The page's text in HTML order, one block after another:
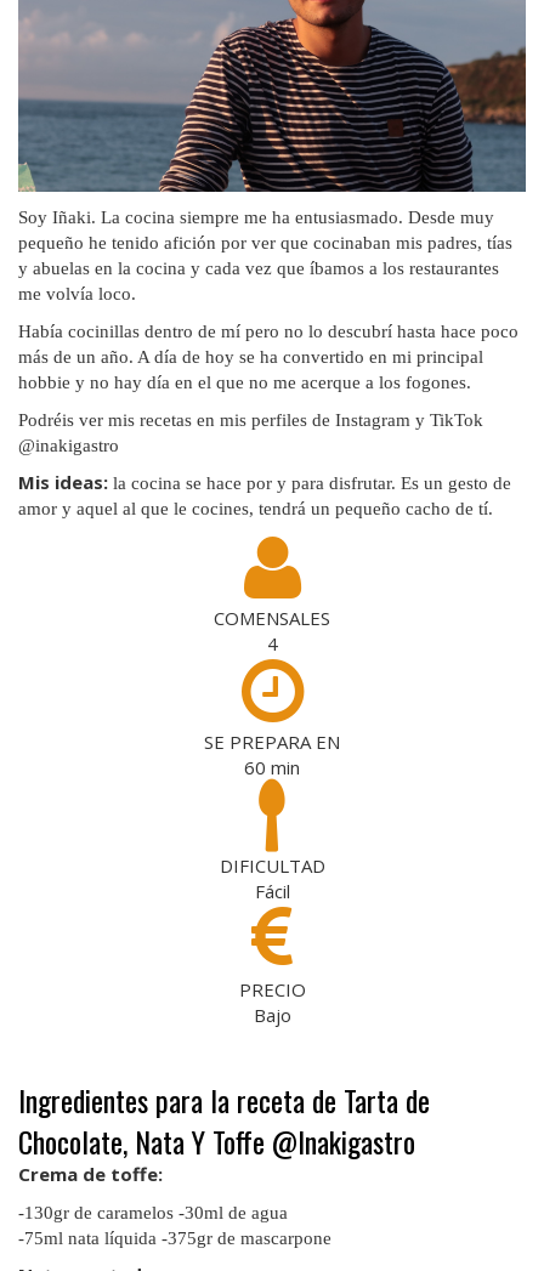
Soy Iñaki. La cocina siempre me ha entusiasmado. Desde muy
pequeño he tenido afición por ver que cocinaban mis padres, tías
y abuelas en la cocina y cada vez que íbamos a los restaurantes
me volvía loco.
Había cocinillas dentro de mí pero no lo descubrí hasta hace poco
más de un año. A día de hoy se ha convertido en mi principal
hobbie y no hay día en el que no me acerque a los fogones.
Podréis ver mis recetas en mis perfiles de Instagram y TikTok
@inakigastro
Mis ideas: la cocina se hace por y para disfrutar. Es un gesto de
amor y aquel al que le cocines, tendrá un pequeño cacho de tí.
COMENSALES
4
SE PREPARA EN
60 min
DIFICULTAD
Fácil
PRECIO
Bajo
Ingredientes para la receta de Tarta de
Chocolate, Nata Y Toffe @Inakigastro
Crema de toffe:
-130gr de caramelos -30ml de agua
-75ml nata líquida -375gr de mascarpone